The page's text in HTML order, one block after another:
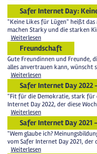
Safer Internet Day:
"Keine Likes für Lügen" heißt
machen Starky und die starken
Weiterlesen
Freundschaft
Gute Freundinnen und Freunde,
alles anvertrauen kann, wünscht
Weiterlesen
Safer Internet Day
"Fit für die Demokratie, stark für
Internet Day 2022, der diese
Weiterlesen
Safer Internet Day 2021
"Wem glaube ich?
vom Safer Internet Day 2021,
Weiterlesen